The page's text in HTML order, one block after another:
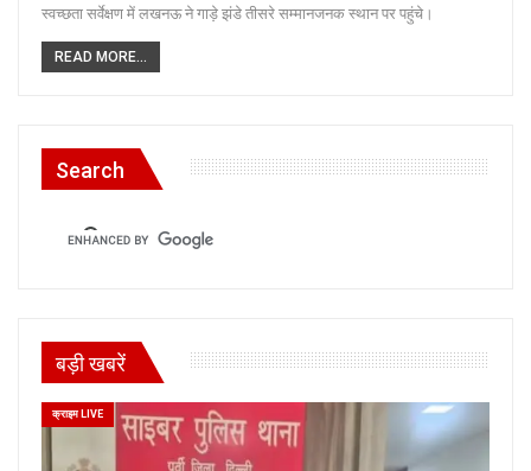
स्वच्छता सर्वेक्षण में लखनऊ ने गाड़े झंडे तीसरे सम्मानजनक स्थान पर पहुंचे।
READ MORE...
Search
बड़ी खबरें
क्राइम LIVE